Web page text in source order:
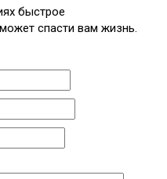
быстрое
спасти вам жизнь.